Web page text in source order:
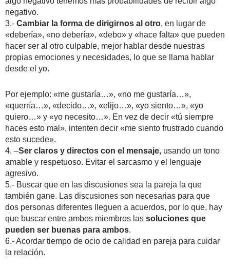
negativo.
3.- Cambiar la forma de dirigirnos al otro, en lugar de
«debería», «no debería», «debo» y «hace falta» que pueden
hacer ser al otro culpable, mejor hablar desde nuestras
propias emociones y necesidades, lo que se llama hablar
desde el yo.
Por ejemplo: «me gustaría…», «no me gustaría…»,
«querría…», «decido…», «elijo…», «yo siento…», «yo
quiero…» y «yo necesito…». En vez de decir «tú siempre
haces esto mal», intenten decir «me siento frustrado cuando
esto sucede».
4. –Ser claros y directos con el mensaje, usando un tono
amable y respetuoso. Evitar el sarcasmo y el lenguaje
agresivo.
5.- Buscar que en las discusiones sea la pareja la que
también gane. Las discusiones son necesarias para que
dos personas diferentes lleguen a acuerdos, por lo que, hay
que buscar entre ambos miembros las soluciones que
pueden ser buenas para ambos.
6.- Acordar tiempo de ocio de calidad en pareja para cuidar
la relación.